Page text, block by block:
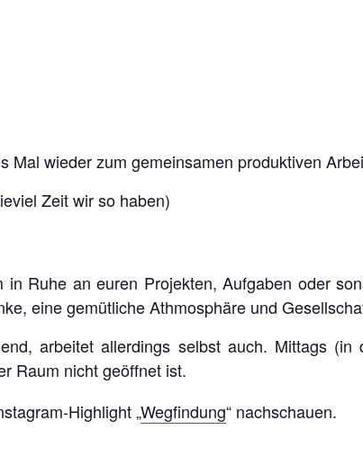
wieder zum gemeinsamen produktiven
Zeit wir so haben)
Ruhe an euren Projekten, Aufgaben oder
eine gemütliche Athmosphäre und
arbeitet allerdings selbst auch. Mittags (in
Raum nicht geöffnet ist.
Highlight „Wegfindung“ nachschauen.